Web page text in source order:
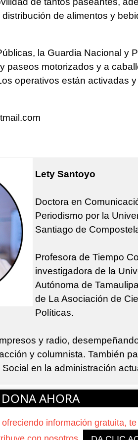
de alimentos y
la Guardia Nacional y
paseos motorizados y a
operativos están activadas
Lety Santoyo
Doctora en
Periodismo por la
Santiago de
Profesora de Tiempo
investigadora de la
Autónoma de
de La Asociación de
Políticas.
y radio,
y columnista. También
en la administración
DONA AHORA
información gratuita,